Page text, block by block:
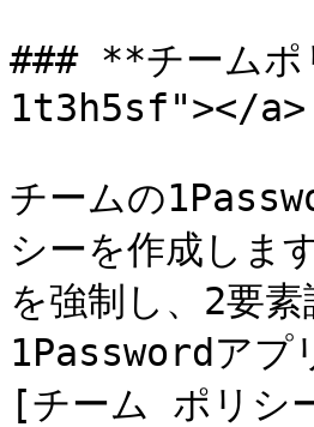
### **チーム
1t3h5sf"></a>
チームの
シーを作成しま
を強制し、2要
1Passwordアプ
[チーム ポリシ